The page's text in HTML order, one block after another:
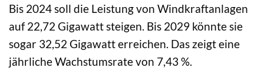
Bis 2024 soll die Leistung von Windkraftanlagen
auf 22,72 Gigawatt steigen. Bis 2029 könnte sie
sogar 32,52 Gigawatt erreichen. Das zeigt eine
jährliche Wachstumsrate von 7,43 %.